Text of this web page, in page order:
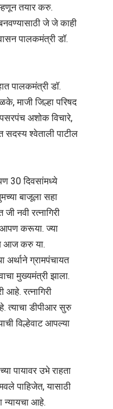
तयार करु.
जे जे काही
पालकमंत्री डॉ.
पालकमंत्री डॉ.
माजी जिल्हा परिषद
अशोक विचारे,
सदस्य श्वेताली पाटील
30 दिवसांमध्ये
बाजूला सहा
नवी रत्नागिरी
आपण करूया. ज्या
आज करु या.
अर्थाने ग्रामपंचायत
मुख्यमंत्री झाला.
आहे. रत्नागिरी
त्याचा डीपीआर सुरु
विल्हेवाट आपल्या
पायावर उभे राहता
पाहिजेत, यासाठी
न्यायचा आहे.